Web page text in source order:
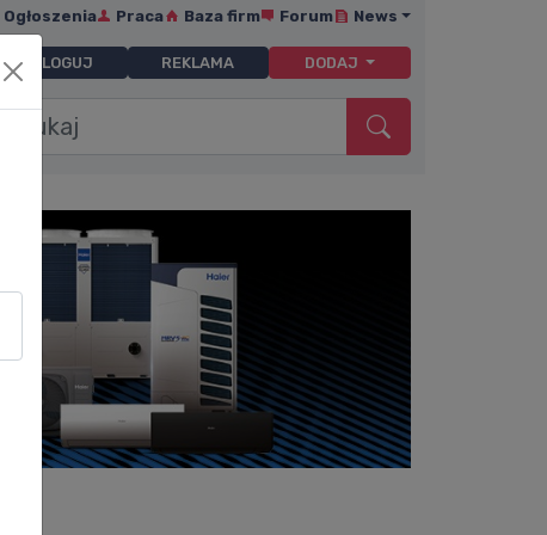
Ogłoszenia Praca Baza firm Forum News
ZALOGUJ REKLAMA DODAJ